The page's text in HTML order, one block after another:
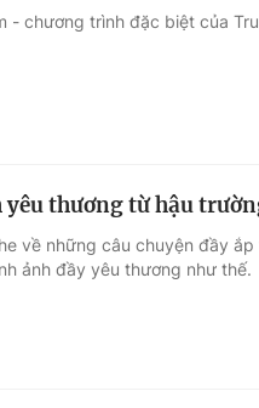
- chương trình đặc biệt của
yêu thương từ hậu
về những câu chuyện đầy
ảnh đầy yêu thương như thế.